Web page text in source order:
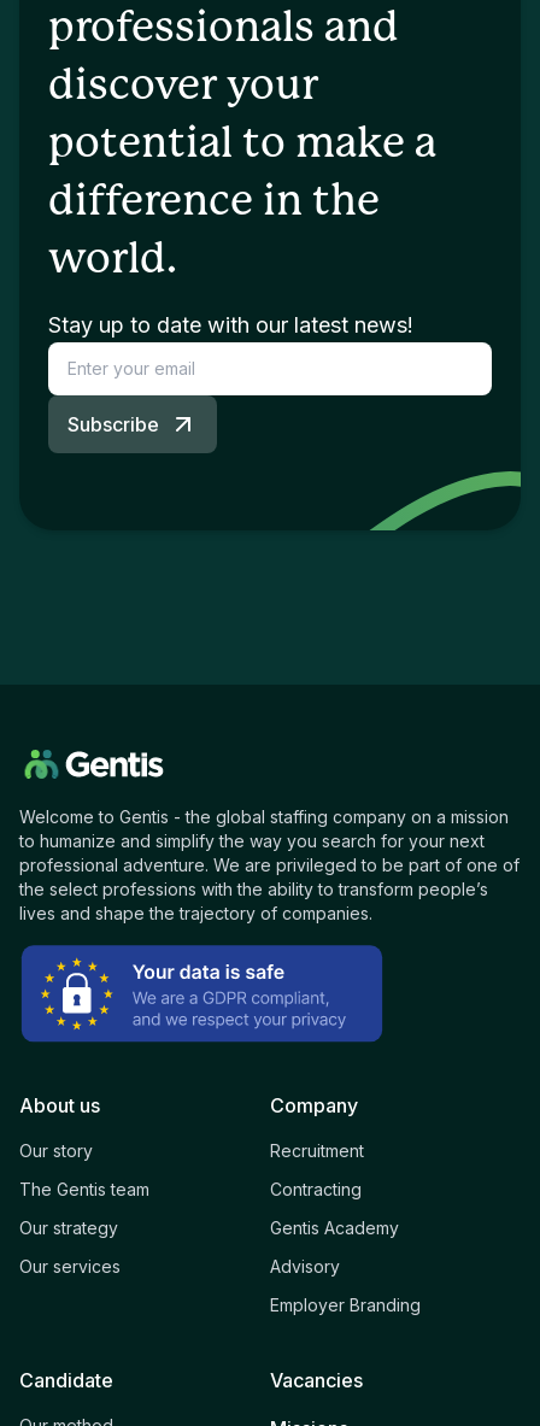
professionals and
discover your
potential to make a
difference in the
world.
Stay up to date with our latest news!
Subscribe
Welcome to Gentis - the global staffing company on a mission
to humanize and simplify the way you search for your next
professional adventure. We are privileged to be part of one of
the select professions with the ability to transform people’s
lives and shape the trajectory of companies.
About us
Our story
The Gentis team
Our strategy
Our services
Company
Recruitment
Contracting
Gentis Academy
Advisory
Employer Branding
Candidate
Vacancies